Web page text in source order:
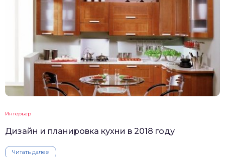
Интерьер
Дизайн и планировка кухни в 2018 году
Читать далее